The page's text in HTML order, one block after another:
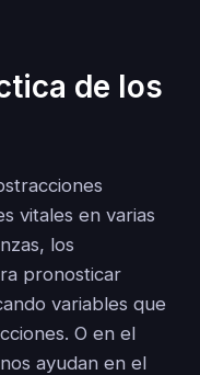
de los
vitales en varias
los
pronosticar
variables que
O en el
ayudan en el